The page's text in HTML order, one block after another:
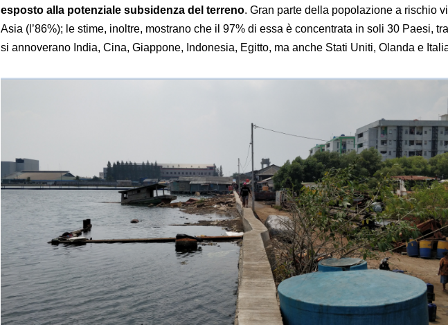
esposto alla potenziale subsidenza del terreno. Gran parte della popolazione a rischio
Asia (l’86%); le stime, inoltre, mostrano che il 97% di essa è concentrata in soli 30 Paesi,
si annoverano India, Cina, Giappone, Indonesia, Egitto, ma anche Stati Uniti, Olanda e